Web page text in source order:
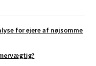
for ejere af nøjsomme